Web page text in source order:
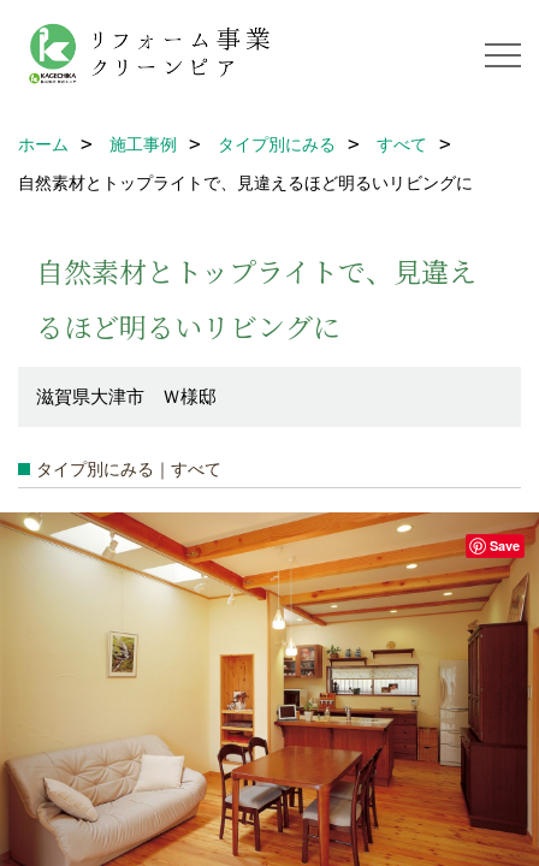
ホーム 施工事例 タイプ別にみる
すべて
自然素材とトップライトで、見違えるほど明るいリビングに
自然素材とトップライトで、見違え
るほど明るいリビングに
滋賀県大津市 Ｗ様邸
タイプ別にみる｜すべて
Save